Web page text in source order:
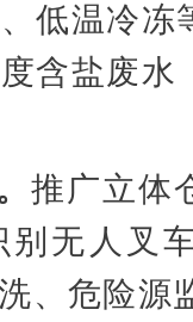
低温冷冻
含盐废水
推广立体
别无人叉
、危险源